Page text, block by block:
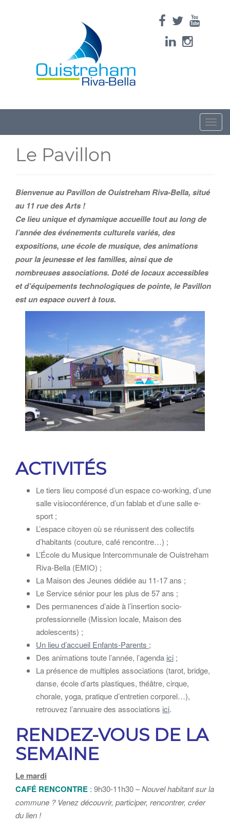
Toggle
Le Pavillon
Bienvenue au Pavillon de Ouistreham Riva-Bella, situé
au 11 rue des Arts !
Ce lieu unique et dynamique accueille tout au long de
l’année des événements culturels variés, des
expositions, une école de musique, des animations
pour la jeunesse et les familles, ainsi que de
nombreuses associations. Doté de locaux accessibles
et d’équipements technologiques de pointe, le Pavillon
est un espace ouvert à tous.
ACTIVITÉS
Le tiers lieu composé d’un espace co-working, d’une
salle visioconférence, d’un fablab et d’une salle e-
sport ;
L’espace citoyen où se réunissent des collectifs
d’habitants (couture, café rencontre…) ;
L’École du Musique Intercommunale de Ouistreham
Riva-Bella (EMIO) ;
La Maison des Jeunes dédiée au 11-17 ans ;
Le Service sénior pour les plus de 57 ans ;
Des permanences d’aide à l’insertion socio-
professionnelle (Mission locale, Maison des
adolescents) ;
Un lieu d’accueil Enfants-Parents ;
Des animations toute l’année, l’agenda ici ;
La présence de multiples associations (tarot, bridge,
danse, école d’arts plastiques, théâtre, cirque,
chorale, yoga, pratique d’entretien corporel…),
retrouvez l’annuaire des associations ici.
RENDEZ-VOUS DE LA
SEMAINE
Le mardi
CAFÉ RENCONTRE : 9h30-11h30 –Nouvel habitant sur la
commune ? Venez découvrir, participer, rencontrer, créer
du lien !